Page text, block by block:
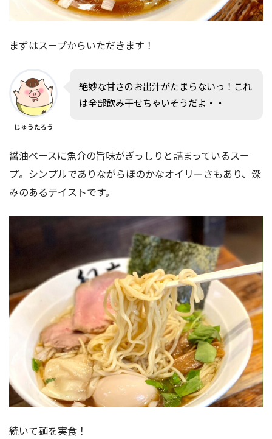
まずはスープからいただきます！
じゅうたろう
絶妙な甘さのお出汁がたまらないっ！これ
は全部飲み干せちゃいそうだよ・・
醤油ベースに魚介の旨味がぎっしりと詰まっているスー
プ。シンプルでありながらほのかなオイリーさもあり、深
みのあるテイストです。
続いて麺を実食！